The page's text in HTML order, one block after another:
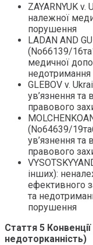
ZAYARNYUK
належної
порушення
LADAN AND
(No66139/
медичної
недотримання
GLEBOV v.
ув’язнення та
правового
(No64639/
ув’язнення та
правового
інших):
ефективного
та
порушення
Стаття 5
недоторканність)